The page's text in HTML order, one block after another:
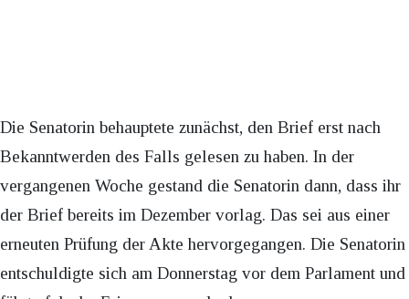
Die Senatorin behauptete zunächst, den Brief erst nach
Bekanntwerden des Falls gelesen zu haben. In der
vergangenen Woche gestand die Senatorin dann, dass ihr
der Brief bereits im Dezember vorlag. Das sei aus einer
erneuten Prüfung der Akte hervorgegangen. Die Senatorin
entschuldigte sich am Donnerstag vor dem Parlament und